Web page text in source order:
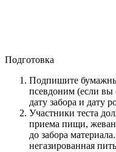
Подготовка
Подпишите
псевдоним (если вы
дату забора и дату
Участники теста
приема пищи,
до забора
негазированная